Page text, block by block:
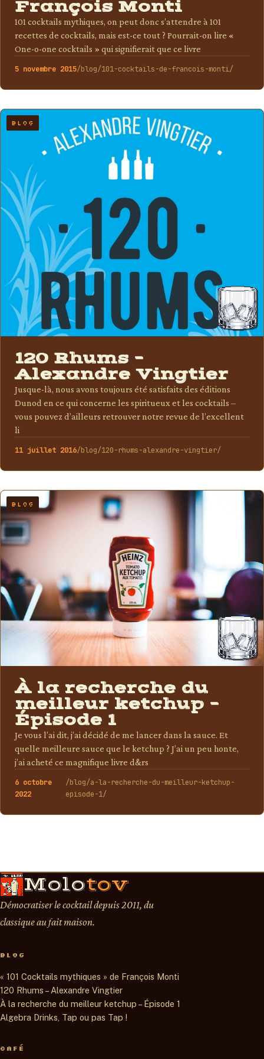
François Monti
101 cocktails mythiques, on peut donc s’attendre à 101
recettes de cocktails, mais est-ce tout ? Pourrait-on lire «
One-o-one cocktails » qui signifierait que ce livre
5 novembre 2015/blog/101-cocktails-de-francois-monti/
BLOG
120 Rhums –
Alexandre Vingtier
Jusque-là, nous avons toujours été satisfaits des éditions
Dunod en ce qui concerne les spiritueux et les cocktails –
vous pouvez d’ailleurs retrouver notre revue de l’excellent
li
11 juillet 2016/blog/120-rhums-alexandre-vingtier/
BLOG
À la recherche du
meilleur ketchup –
Épisode 1
Je vous l’ai dit, j’ai décidé de me lancer dans la sauce. Et
quelle meilleure sauce que le ketchup ? J’ai un peu honte,
j’ai acheté ce magnifique livre d&rs
6 octobre
2022
/blog/a-la-recherche-du-meilleur-ketchup-
episode-1/
Molotov
Démocratiser le cocktail depuis 2011, du
classique au fait maison.
BLOG
« 101 Cocktails mythiques » de François Monti
120 Rhums – Alexandre Vingtier
À la recherche du meilleur ketchup – Épisode 1
Algebra Drinks, Tap ou pas Tap !
CAFÉ